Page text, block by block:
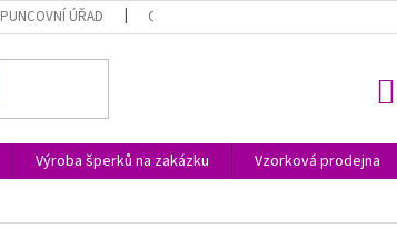
PUNCOVNÍ ÚŘAD O JEWSTONE A ŠPERCÍCH
Výroba šperků na zakázku Vzorková prodejna